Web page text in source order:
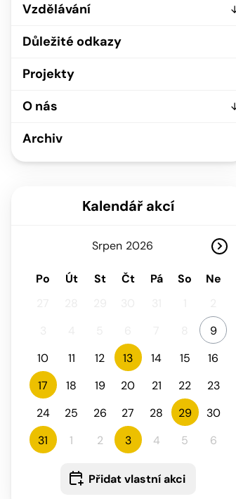
Vzdělávání
Důležité odkazy
Projekty
O nás
Archiv
Kalendář akcí
Srpen
Po Út St Čt Pá So
Ne
9
10
11 12 13 14 15
16
17
18 19 20 21 22
23
24
25 26 27 28 29
30
31
1 2 3 4 5 6
Přidat vlastní akci